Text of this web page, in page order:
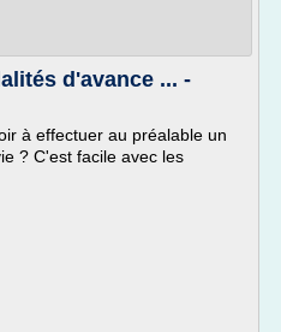
d'avance ... -
à effectuer au préalable un
? C'est facile avec les